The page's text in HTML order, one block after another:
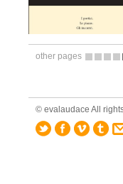
other pages
© evalaudace All